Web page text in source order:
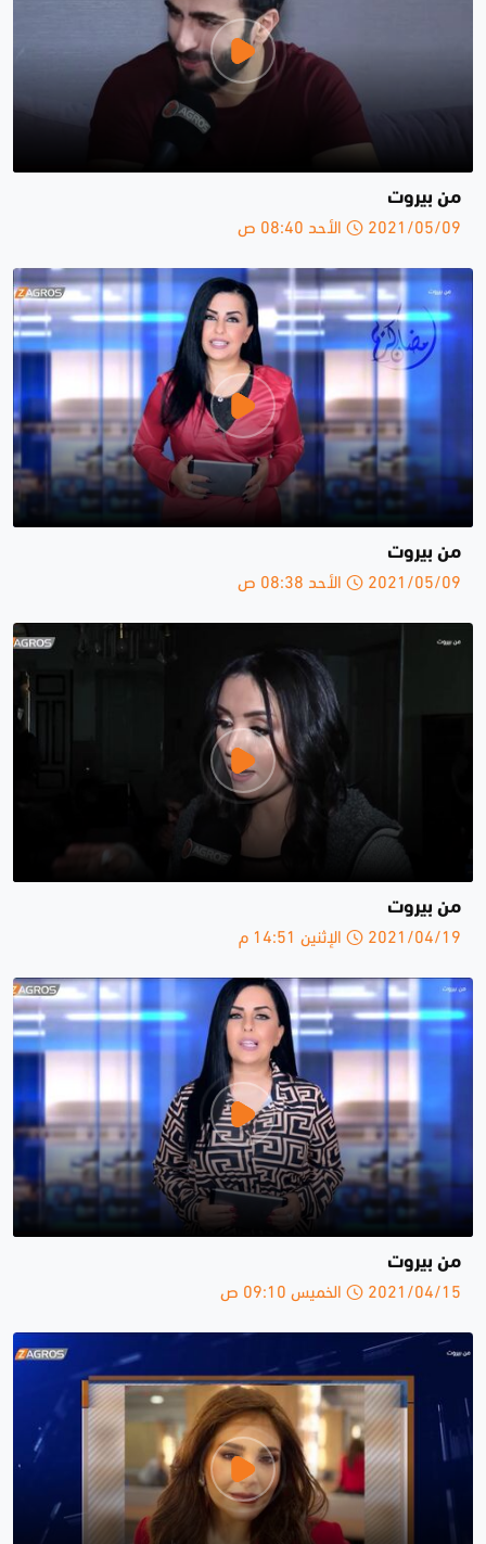
من بيروت
2021/05/09 الأحد 08:40 ص
من بيروت
2021/05/09 الأحد 08:38 ص
من بيروت
2021/04/19 الإثنين 14:51 م
من بيروت
2021/04/15 الخميس 09:10 ص